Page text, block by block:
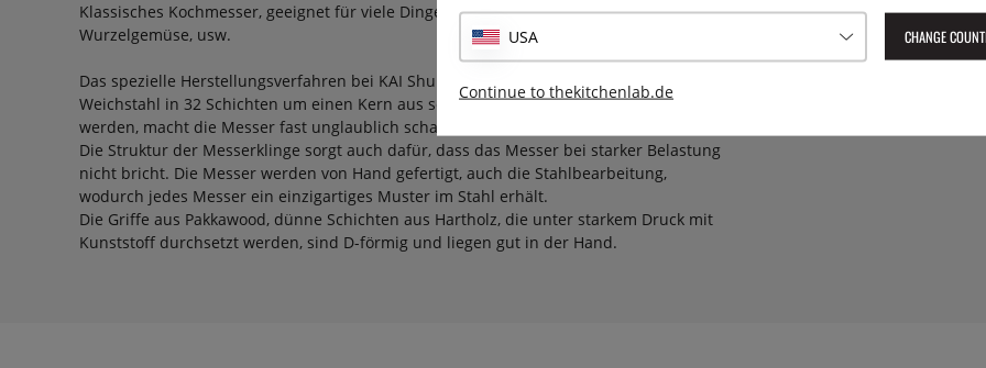
Klassisches Kochmesser, geeignet für viele Dinge in der Küche! Fleischstücke, Gemüse,
Wurzelgemüse, usw.
Das spezielle Herstellungsverfahren bei KAI Shun Classic, bei dem zwei Arten von
Weichstahl in 32 Schichten um einen Kern aus sehr hartem VG-10 Stahl verflochten
werden, macht die Messer fast unglaublich scharf und haltbar.
Die Struktur der Messerklinge sorgt auch dafür, dass das Messer bei starker Belastung
nicht bricht. Die Messer werden von Hand gefertigt, auch die Stahlbearbeitung,
wodurch jedes Messer ein einzigartiges Muster im Stahl erhält.
Die Griffe aus Pakkawood, dünne Schichten aus Hartholz, die unter starkem Druck mit
Kunststoff durchsetzt werden, sind D-förmig und liegen gut in der Hand.
USA CHANGE
Continue to thekitchenlab.de